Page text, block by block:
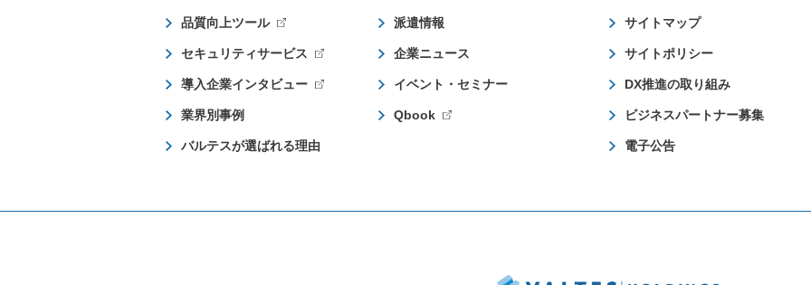
品質向上ツール
セキュリティサービス
導入企業インタビュー
業界別事例
バルテスが選ばれる理由
派遣情報
企業ニュース
イベント・セミナー
Qbook
サイトマップ
サイトポリシー
DX推進の取り組み
ビジネスパートナー募集
電子公告